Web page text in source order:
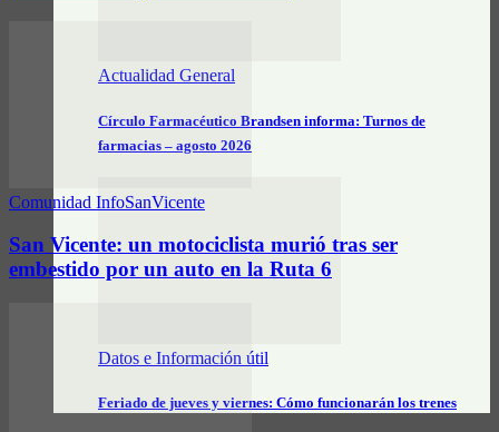
Actualidad General
Círculo Farmacéutico Brandsen informa: Turnos de
farmacias – agosto 2026
Datos e Información útil
Feriado de jueves y viernes: Cómo funcionarán los trenes
Comunidad InfoSanVicente
San Vicente: un motociclista murió tras ser
embestido por un auto en la Ruta 6